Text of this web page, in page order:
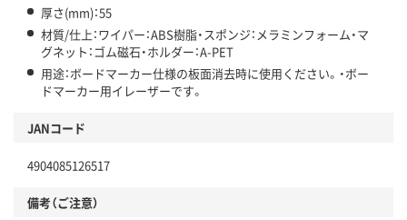
厚さ(mm)：55
材質/仕上：ワイパー：ABS樹脂・スポンジ：メラミンフォーム・マ
グネット：ゴム磁石・ホルダー：A-PET
用途：ボードマーカー仕様の板面消去時に使用ください。・ボー
ドマーカー用イレーザーです。
JANコード
4904085126517
備考（ご注意）